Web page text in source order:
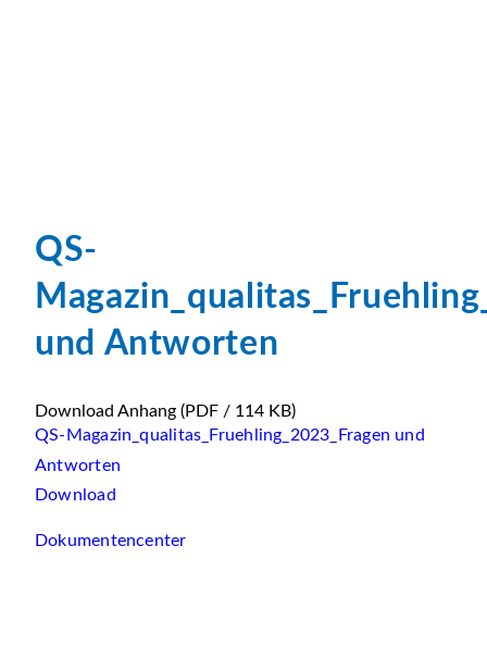
QS-
und Antworten
Download Anhang (PDF / 114 KB)
QS-Magazin_qualitas_Fruehling_2023_Fragen und
Antworten
Download
Dokumentencenter